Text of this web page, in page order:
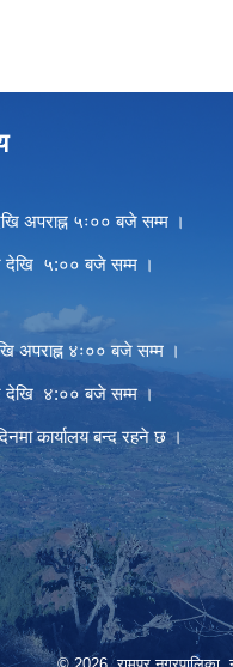
अपराह्न ५ः०० बजे सम्म ।
देखि ५:०० बजे सम्म ।
अपराह्न ४ः०० बजे सम्म ।
देखि ४:०० बजे सम्म ।
कार्यालय बन्द रहने छ ।